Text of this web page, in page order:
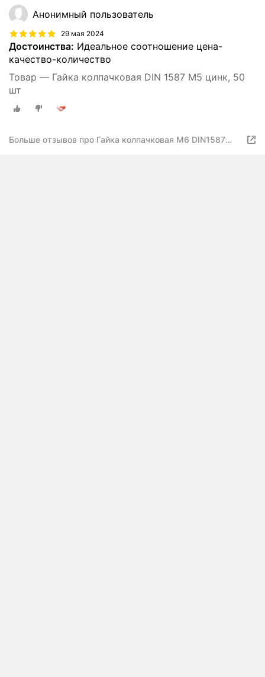
Анонимный пользователь
29 мая 2024
Достоинства: Идеальное соотношение цена-
качество-количество
Товар — Гайка колпачковая DIN 1587 М5 цинк, 50
шт
Больше отзывов про Гайка колпачковая М6 DIN1587